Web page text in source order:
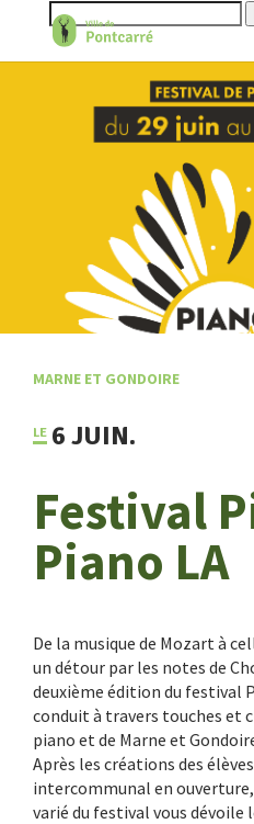
MARNE ET GONDOIRE
6 JUIN.
Festival
Piano LA
De la musique de Mozart à
un détour par les notes de
deuxième édition du festival
conduit à travers touches et
piano et de Marne et
Après les créations des
intercommunal en
varié du festival vous